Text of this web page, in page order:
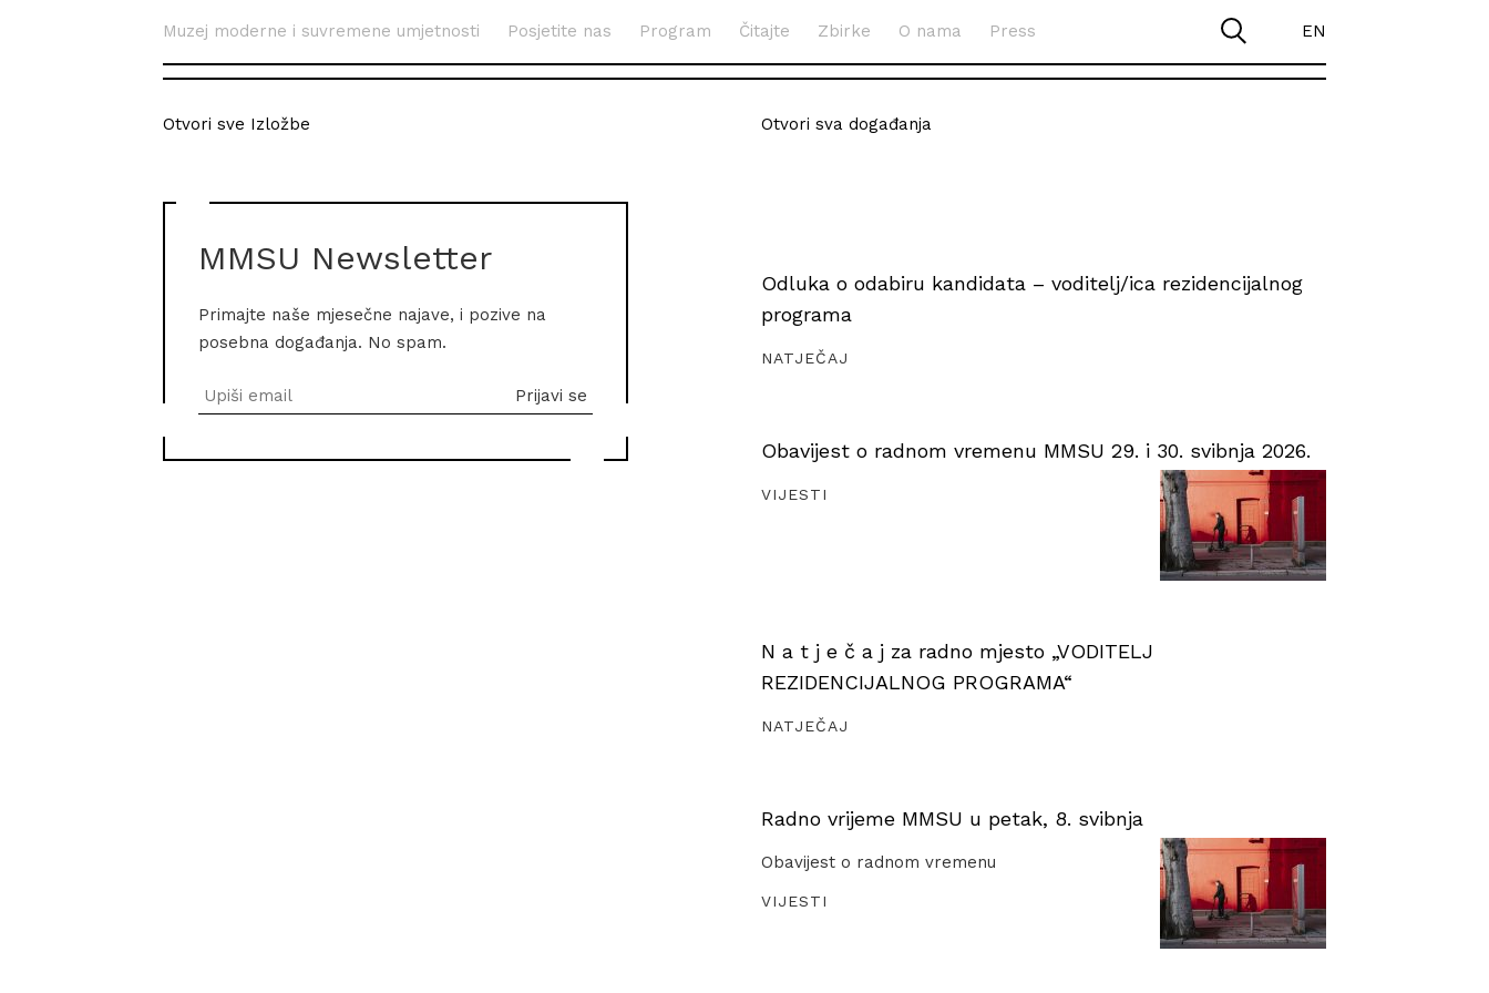
Muzej moderne i suvremene umjetnosti Posjetite nas Program Čitajte Zbirke O nama Press EN
Otvori sve Izložbe
MMSU Newsletter
Primajte naše mjesečne najave, i pozive na
posebna događanja. No spam.
Otvori sva događanja
Odluka o odabiru kandidata – voditelj/ica rezidencijalnog
programa
NATJEČAJ
Obavijest o radnom vremenu MMSU 29. i 30. svibnja 2026.
VIJESTI
N a t j e č a j za radno mjesto „VODITELJ
REZIDENCIJALNOG PROGRAMA“
NATJEČAJ
Radno vrijeme MMSU u petak, 8. svibnja
Obavijest o radnom vremenu
VIJESTI